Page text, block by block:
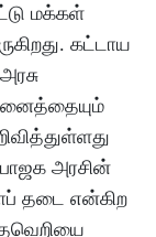
மக்கள்
கட்டாய
அரசின்
தடை என்கிற